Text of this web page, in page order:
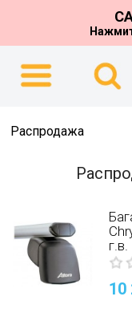
Распродажа
г.в.
10